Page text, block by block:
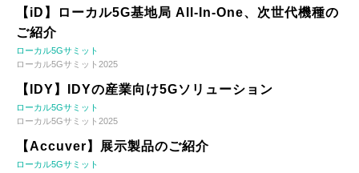
【iD】ローカル5G基地局 All-In-One、次世代機種の
ご紹介
ローカル5Gサミット
ローカル5Gサミット2025
【IDY】IDYの産業向け5Gソリューション
ローカル5Gサミット
ローカル5Gサミット2025
【Accuver】展示製品のご紹介
ローカル5Gサミット